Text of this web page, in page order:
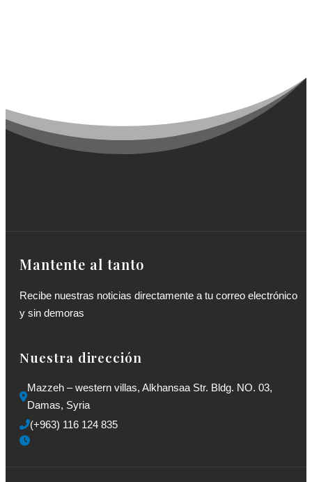
Mantente al tanto
Recibe nuestras noticias directamente a tu correo electrónico
y sin demoras
Nuestra dirección
Mazzeh – western villas, Alkhansaa Str. Bldg. NO. 03,
Damas, Syria
(+963) 116 124 835